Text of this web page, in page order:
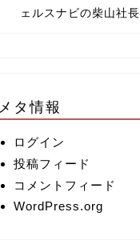
ェルスナビの柴山社長
メタ情報
ログイン
投稿フィード
コメントフィード
WordPress.org